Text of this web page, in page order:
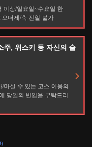
이상/일요일~수요일 한
오더제/축 전일 불가
주, 위스키 등 자신의 술
마실 수 있는 코스 이용의
당일의 반입을 부탁드리